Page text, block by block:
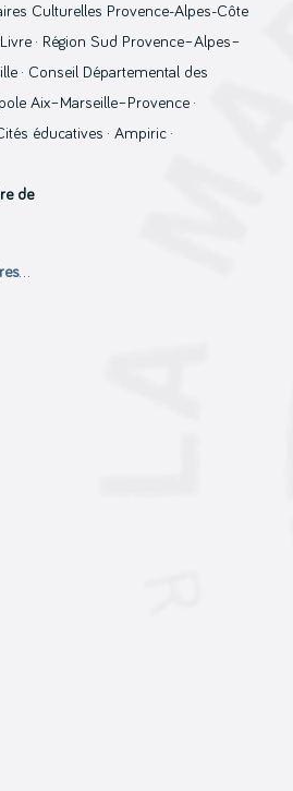
Culturelles Provence-Alpes-Côte
· Région Sud Provence–Alpes–
· Conseil Départemental des
Aix–Marseille–Provence ·
éducatives · Ampiric ·
de